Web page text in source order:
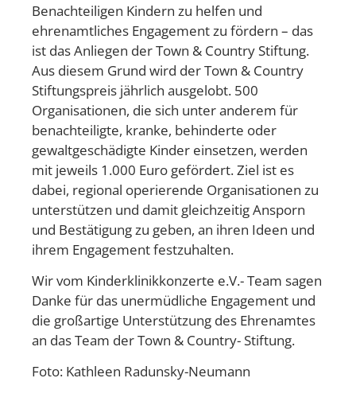
Benachteiligen Kindern zu helfen und
ehrenamtliches Engagement zu fördern – das
ist das Anliegen der Town & Country Stiftung.
Aus diesem Grund wird der Town & Country
Stiftungspreis jährlich ausgelobt. 500
Organisationen, die sich unter anderem für
benachteiligte, kranke, behinderte oder
gewaltgeschädigte Kinder einsetzen, werden
mit jeweils 1.000 Euro gefördert. Ziel ist es
dabei, regional operierende Organisationen zu
unterstützen und damit gleichzeitig Ansporn
und Bestätigung zu geben, an ihren Ideen und
ihrem Engagement festzuhalten.
Wir vom Kinderklinikkonzerte e.V.- Team sagen
Danke für das unermüdliche Engagement und
die großartige Unterstützung des Ehrenamtes
an das Team der Town & Country- Stiftung.
Foto: Kathleen Radunsky-Neumann